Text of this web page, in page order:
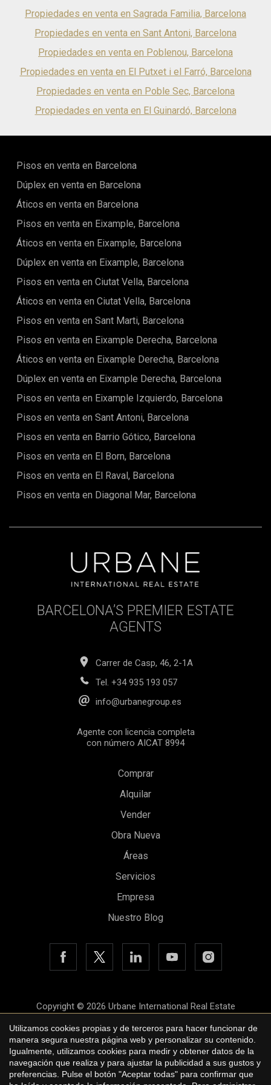
Propiedades en venta en Sagrada Familia, Barcelona
Propiedades en venta en Sant Antoni, Barcelona
Propiedades en venta en Poblenou, Barcelona
Propiedades en venta en El Putxet i el Farró, Barcelona
Propiedades en venta en Poble Sec, Barcelona
Propiedades en venta en El Guinardó, Barcelona
Pisos en venta en Barcelona
Dúplex en venta en Barcelona
Áticos en venta en Barcelona
Pisos en venta en Eixample, Barcelona
Áticos en venta en Eixample, Barcelona
Dúplex en venta en Eixample, Barcelona
Pisos en venta en Ciutat Vella, Barcelona
Áticos en venta en Ciutat Vella, Barcelona
Pisos en venta en Sant Marti, Barcelona
Pisos en venta en Eixample Derecha, Barcelona
Áticos en venta en Eixample Derecha, Barcelona
Dúplex en venta en Eixample Derecha, Barcelona
Pisos en venta en Eixample Izquierdo, Barcelona
Pisos en venta en Sant Antoni, Barcelona
Pisos en venta en Barrio Gótico, Barcelona
Pisos en venta en El Born, Barcelona
Pisos en venta en El Raval, Barcelona
Pisos en venta en Diagonal Mar, Barcelona
BARCELONA’S PREMIER ESTATE
AGENTS
Carrer de Casp, 46, 2-1A
Tel. +34 935 193 057
info@urbanegroup.es
Agente con licencia completa
con número AICAT 8994
Comprar
Alquilar
Vender
Obra Nueva
Áreas
Servicios
Empresa
Nuestro Blog
Copyright © 2026 Urbane International Real Estate
Aviso legal
Política de privacidad
Política de cookies
Utilizamos cookies propias y de terceros para hacer funcionar de
manera segura nuestra página web y personalizar su contenido.
Igualmente, utilizamos cookies para medir y obtener datos de la
navegación que realiza y para ajustar la publicidad a sus gustos y
preferencias. Pulse el botón "Aceptar todas" para confirmar que
Guardar configuración Aceptar todas